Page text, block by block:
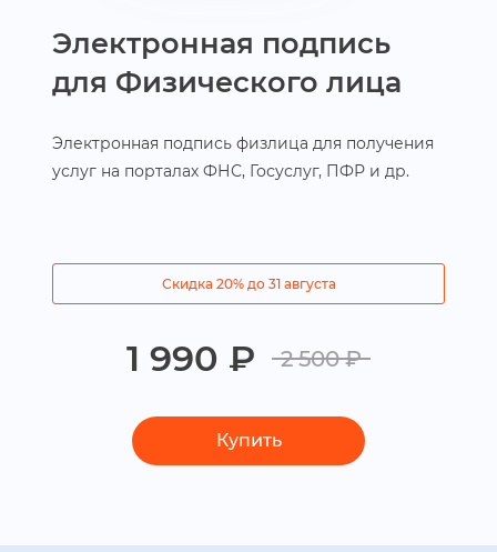
Электронная подпись
для Физического лица
Электронная подпись физлица для получения
услуг на порталах ФНС, Госуслуг, ПФР и др.
1 990 ₽ 2 500 ₽
Скидка 20% до 31 августа
Купить